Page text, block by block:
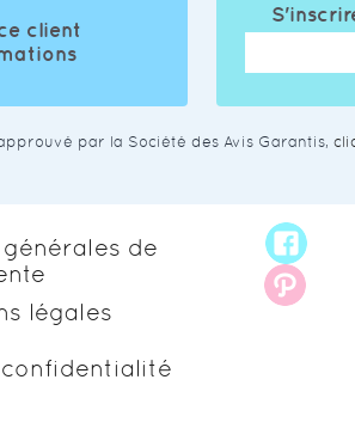
client
par la Société des Avis Garantis,
de
légales